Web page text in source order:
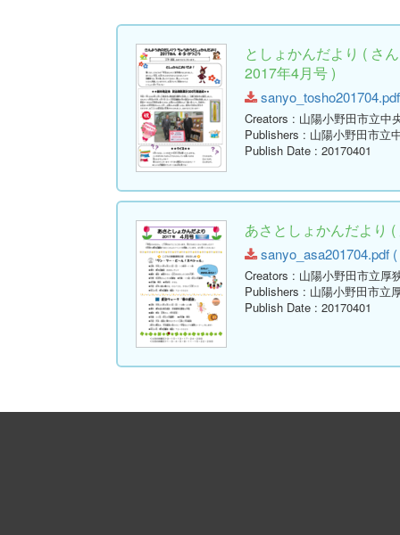
としょかんだより ( さ
2017年4月号 )
Creators : 山陽小野田市立中
Publishers : 山陽小野田市立
Publish Date : 20170401
あさとしょかんだより
sanyo_asa201704.pdf
Creators : 山陽小野田市立厚
Publishers : 山陽小野田市立
Publish Date : 20170401